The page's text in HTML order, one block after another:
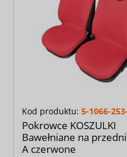
Kod produktu: 5-1066-
Pokrowce KOSZULKI
Bawełniane na
A czerwone